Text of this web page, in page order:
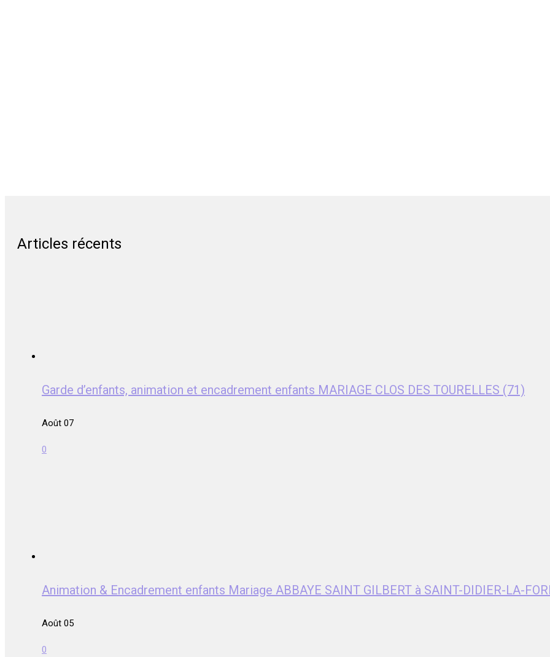
Articles récents
Garde d’enfants, animation et encadrement enfants MARIAGE CLOS DES TOURELLES (71)
Août 07
0
Animation & Encadrement enfants Mariage ABBAYE SAINT GILBERT à SAINT-DIDIER-LA-
Août 05
0